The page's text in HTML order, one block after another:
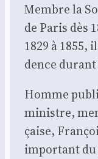
Membre la
de Paris dès
1829 à
dence durant
Homme
ministre,
çaise,
impor­tant